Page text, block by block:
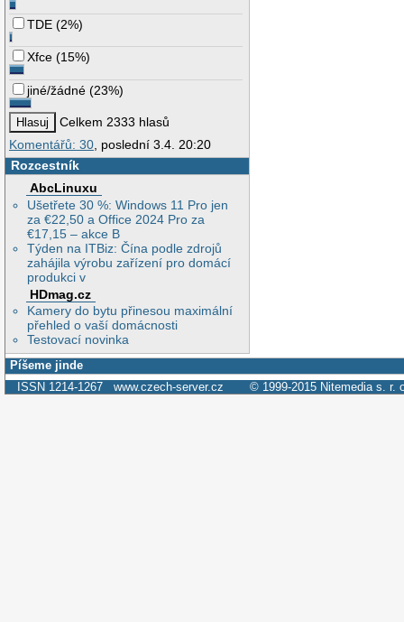
TDE (2%)
Xfce (15%)
jiné/žádné (23%)
Celkem 2333 hlasů
Komentářů: 30, poslední 3.4. 20:20
Rozcestník
AbcLinuxu
Ušetřete 30 %: Windows 11 Pro jen
za €22,50 a Office 2024 Pro za
€17,15 – akce B
Týden na ITBiz: Čína podle zdrojů
zahájila výrobu zařízení pro domácí
produkci v
HDmag.cz
Kamery do bytu přinesou maximální
přehled o vaší domácnosti
Testovací novinka
Píšeme jinde
ISSN 1214-1267 www.czech-server.cz © 1999-2015 Nitemedia s. r.